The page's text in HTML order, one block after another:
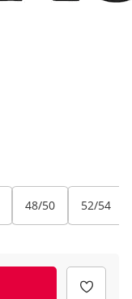
48/50 52/54